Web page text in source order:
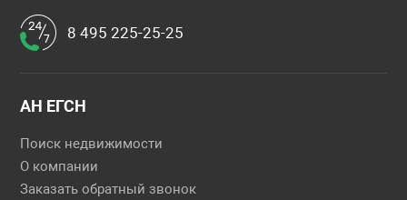
8 495 225-25-25
АН ЕГСН
Поиск недвижимости
О компании
Заказать обратный звонок